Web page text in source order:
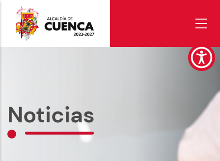
contenido
principal
Noticias